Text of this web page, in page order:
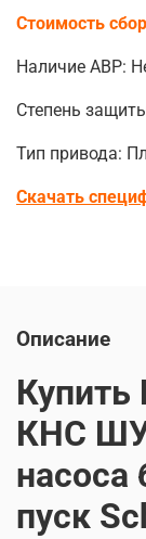
Стоимость
Наличие АВР:
Степень
Тип привода:
Скачать
Описание
КНС
пуск